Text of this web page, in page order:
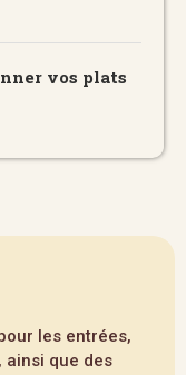
vos plats
les entrées,
ainsi que des